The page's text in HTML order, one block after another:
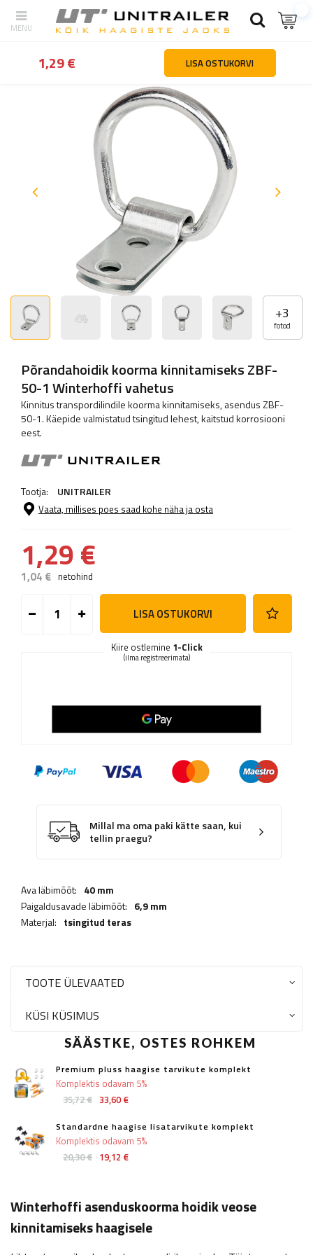
tagasi Kodu Haagiste osad ja tarvikud Haagiste kinnitused ja
+3
fotod
Põrandahoidik koorma kinnitamiseks ZBF-
50-1 Winterhoffi vahetus
Kinnitus transpordilindile koorma kinnitamiseks, asendus ZBF-
50-1. Käepide valmistatud tsingitud lehest, kaitstud korrosiooni
eest.
Tootja: UNITRAILER
Vaata, millises poes saad kohe näha ja osta
1,29 €
1,04 € netohind
LISA OSTUKORVI
Kiire ostlemine 1-Click
(ilma registreerimata)
Millal ma oma paki kätte saan, kui
tellin praegu?
Ava läbimõõt: 40 mm
Paigaldusavade läbimõõt: 6,9 mm
Materjal: tsingitud teras
1,29 € LISA OSTUKORVI
TOOTE ÜLEVAATED
KÜSI KÜSIMUS
SÄÄSTKE, OSTES ROHKEM
Premium pluss haagise tarvikute komplekt
35,72 € 33,60 €
Komplektis odavam 5%
Standardne haagise lisatarvikute komplekt
20,30 € 19,12 €
Komplektis odavam 5%
Winterhoffi asenduskoorma hoidik veose
kinnitamiseks haagisele